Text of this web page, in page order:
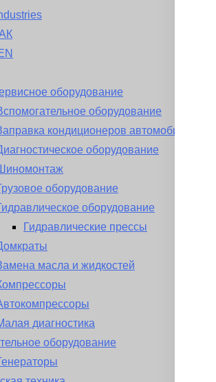
оборудование
оборудование
кондиционеров автомобиля
оборудование
оборудование
оборудование
Гидравлические прессы
масла и жидкостей
диагностика
оборудование